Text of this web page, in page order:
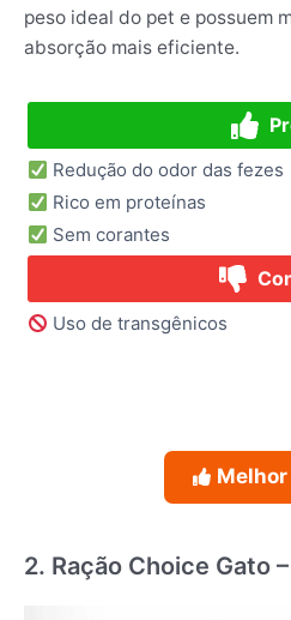
peso ideal do pet e possuem
absorção mais eficiente.
Redução do odor das fezes
Rico em proteínas
Sem corantes
Uso de transgênicos
Melhor
2. Ração Choice Gato